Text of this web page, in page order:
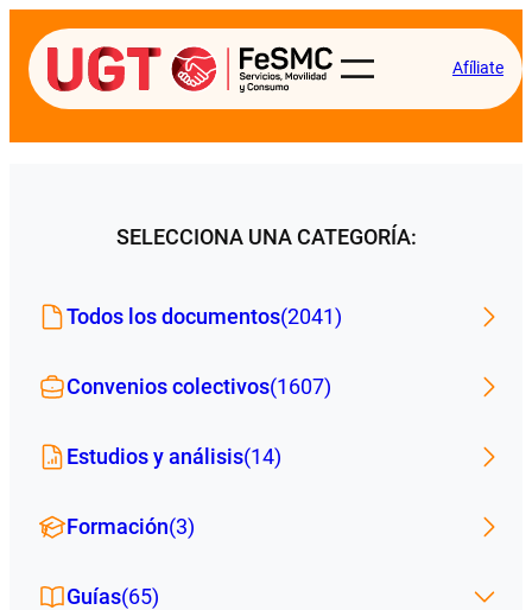
Afíliate
SELECCIONA UNA CATEGORÍA:
Todos los documentos(2041)
Convenios colectivos(1607)
Estudios y análisis(14)
Formación(3)
Guías(65)